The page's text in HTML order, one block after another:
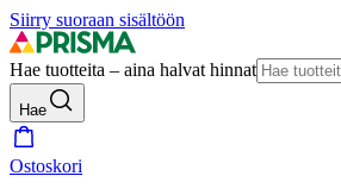
Siirry suoraan sisältöön
Hae tuotteita – aina halvat hinnat
Hae
Ostoskori